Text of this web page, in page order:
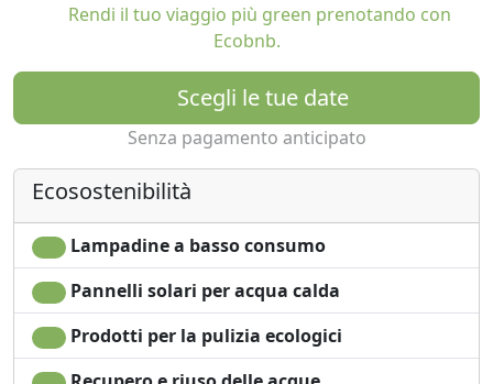
Rendi il tuo viaggio più green prenotando con
Ecobnb.
Scegli le tue date
Senza pagamento anticipato
Ecosostenibilità
Lampadine a basso consumo
Pannelli solari per acqua calda
Prodotti per la pulizia ecologici